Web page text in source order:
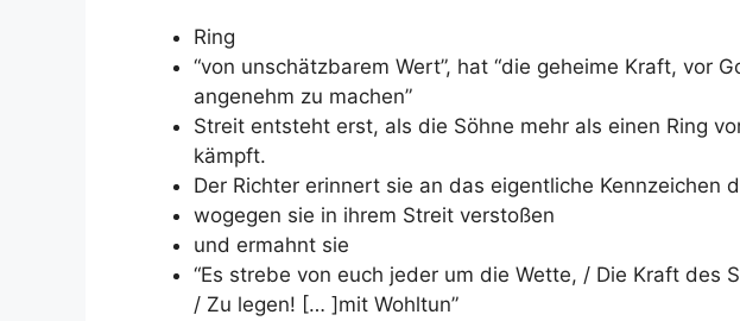
Ring
“von unschätzbarem Wert”, hat “die geheime Kraft, vor
angenehm zu machen”
Streit entsteht erst, als die Söhne mehr als einen Ring
kämpft.
Der Richter erinnert sie an das eigentliche Kennzeichen
wogegen sie in ihrem Streit verstoßen
und ermahnt sie
“Es strebe von euch jeder um die Wette, / Die Kraft des
/ Zu legen! [… ]mit Wohltun”